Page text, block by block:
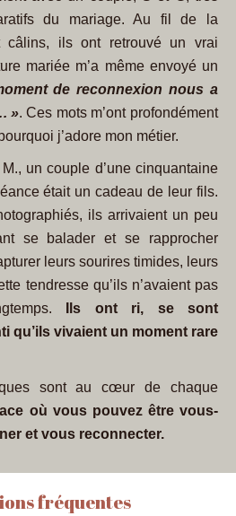
du mariage. Au fil de la
câlins, ils ont retrouvé un vrai
mariée m’a même envoyé un
de reconnexion nous a
». Ces mots m’ont profondément
j’adore mon métier.
un couple d’une cinquantaine
était un cadeau de leur fils.
ils arrivaient un peu
se balader et se rapprocher
leurs sourires timides, leurs
tendresse qu’ils n’avaient pas
Ils ont ri, se sont
qu’ils vivaient un moment rare
sont au cœur de chaque
où vous pouvez être vous-
et vous reconnecter.
fréquentes